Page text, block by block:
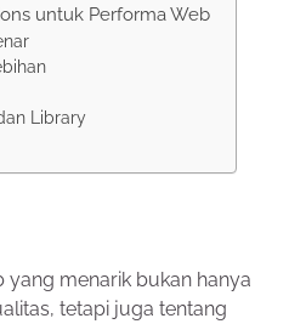
untuk Performa Web
Library
menarik bukan hanya
tetapi juga tentang